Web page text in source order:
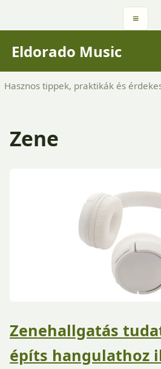
≡
Eldorado Music
Hasznos tippek, praktikák és
Zene
Zenehallgatás
építs hangulathoz